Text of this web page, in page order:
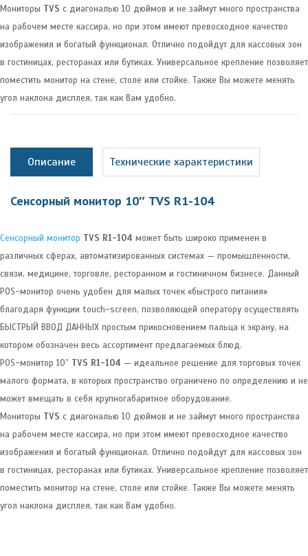
Мониторы TVS с диагональю 10 дюймов и не займут много пространства
на рабочем месте кассира, но при этом имеют превосходное качество
изображения и богатый функционал. Отлично подойдут для кассовых зон
в гостиницах, ресторанах или бутиках. Универсальное крепление позволяет
поместить монитор на стене, столе или стойке. Также Вы можете менять
угол наклона дисплея, так как Вам удобно.
Описание Технические характеристики
Сенсорный монитор 10″ TVS R1-104
Сенсорный монитор TVS R1-104 может быть широко применен в
различных сферах, автоматизированных системах — промышленности,
связи, медицине, торговле, ресторанном и гостиничном бизнесе. Данный
POS-монитор очень удобен для малых точек «быстрого питания»
благодаря функции touch-screen, позволяющей оператору осуществлять
БЫСТРЫЙ ВВОД ДАННЫХ простым прикосновением пальца к экрану, на
котором обозначен весь ассортимент предлагаемых блюд.
POS-монитор 10″ TVS R1-104 — идеальное решение для торговых точек
малого формата, в которых пространство ограничено по определению и не
может вмещать в себя крупногабаритное оборудование.
Мониторы TVS с диагональю 10 дюймов и не займут много пространства
на рабочем месте кассира, но при этом имеют превосходное качество
изображения и богатый функционал. Отлично подойдут для кассовых зон
в гостиницах, ресторанах или бутиках. Универсальное крепление позволяет
поместить монитор на стене, столе или стойке. Также Вы можете менять
угол наклона дисплея, так как Вам удобно.